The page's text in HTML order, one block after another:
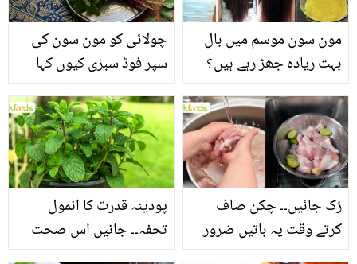
چولائی کو مون سون کی
سپر فوڈ سبزی کیوں کہا
منرلز اور اینٹی آکسیڈنٹس
سے بھرپور اس سبزی کے
فائدے
مون سون موسم میں بال
بہت زیادہ جھڑ رہے ہیں؟
بنانے کے چند قدرتی طریقے
پودینہ قدرت کا انمول
تحفہ۔۔ جانیں اس صحت
رُک جائیں۔۔ چکن صاف
کرتے وقت یہ باتیں ضرور